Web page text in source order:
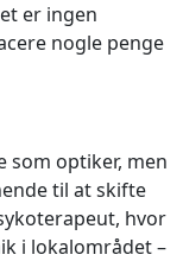
er ingen
nogle penge
som optiker, men
til at skifte
hvor
i lokalområdet –